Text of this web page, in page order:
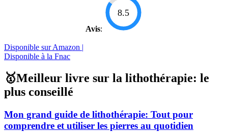
Avis:
8.5
Disponible sur Amazon |
Disponible à la Fnac
🥇Meilleur livre sur la lithothérapie: le
plus conseillé
Mon grand guide de lithothérapie: Tout pour
comprendre et utiliser les pierres au quotidien